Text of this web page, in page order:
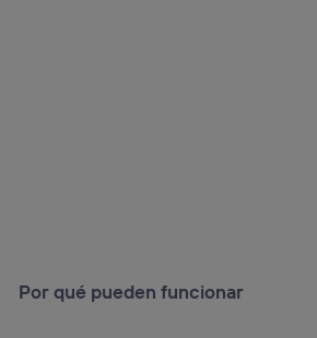
Por qué pueden funcionar